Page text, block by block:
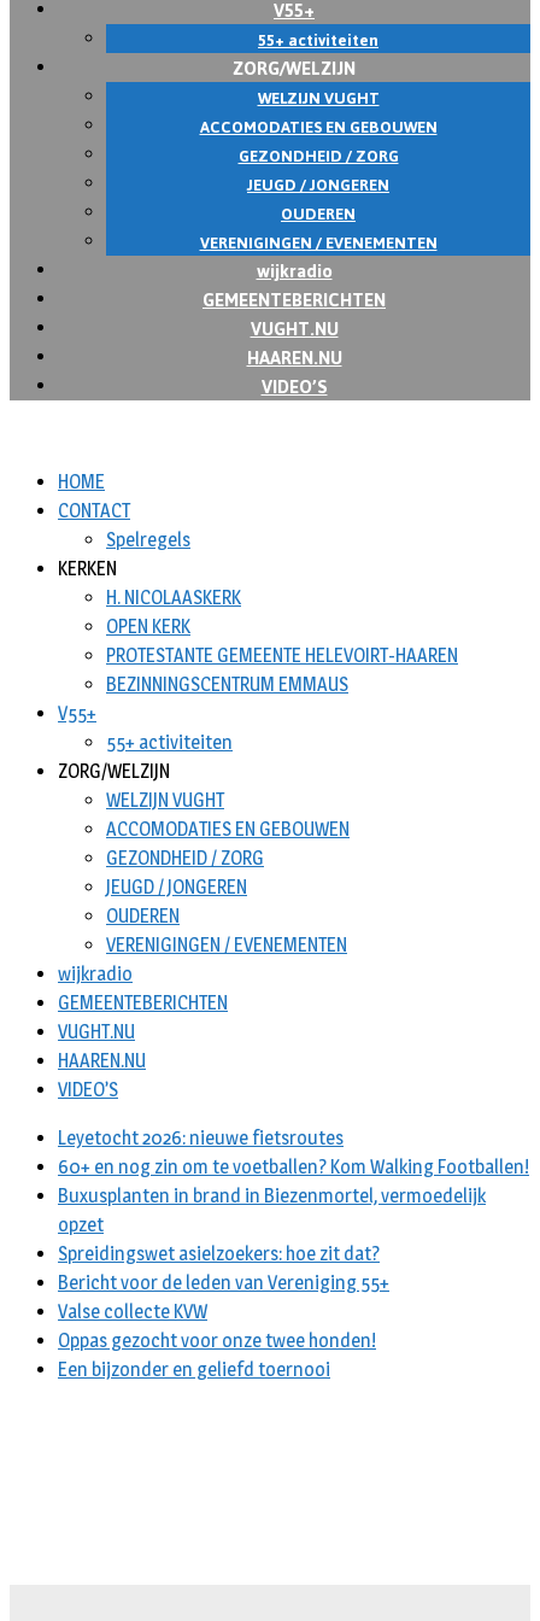
V55+
55+ activiteiten
ZORG/WELZIJN
WELZIJN VUGHT
ACCOMODATIES EN GEBOUWEN
GEZONDHEID / ZORG
JEUGD / JONGEREN
OUDEREN
VERENIGINGEN / EVENEMENTEN
wijkradio
GEMEENTEBERICHTEN
VUGHT.NU
HAAREN.NU
VIDEO’S
HOME
CONTACT
Spelregels
KERKEN
H. NICOLAASKERK
OPEN KERK
PROTESTANTE GEMEENTE HELEVOIRT-HAAREN
BEZINNINGSCENTRUM EMMAUS
V55+
55+ activiteiten
ZORG/WELZIJN
WELZIJN VUGHT
ACCOMODATIES EN GEBOUWEN
GEZONDHEID / ZORG
JEUGD / JONGEREN
OUDEREN
VERENIGINGEN / EVENEMENTEN
wijkradio
GEMEENTEBERICHTEN
VUGHT.NU
HAAREN.NU
VIDEO’S
Leyetocht 2026: nieuwe fietsroutes
60+ en nog zin om te voetballen? Kom Walking Footballen!
Buxusplanten in brand in Biezenmortel, vermoedelijk
opzet
Spreidingswet asielzoekers: hoe zit dat?
Bericht voor de leden van Vereniging 55+
Valse collecte KVW
Oppas gezocht voor onze twee honden!
Een bijzonder en geliefd toernooi